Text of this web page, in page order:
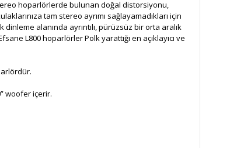
hoparlörlerde bulunan doğal distorsiyonu,
tam stereo ayrımı sağlayamadıkları için
alanında ayrıntılı, pürüzsüz bir orta aralık
L800 hoparlörler Polk yarattığı en açıklayıcı ve
woofer içerir.